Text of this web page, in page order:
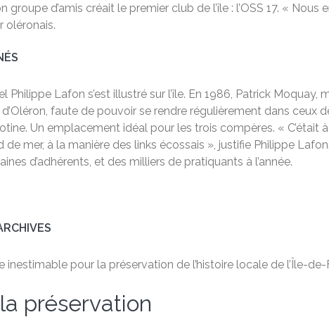
groupe d’amis créait le premier club de l’île : l’OSS 17. «
oléronais.
Philippe Lafon s’est illustré sur l’île. En 1986, Patrick Moquay,
faute de pouvoir se rendre régulièrement dans ceux
Un emplacement idéal pour les trois compères. «
mer, à la manière des links écossais », justifie Philippe
d’adhérents, et des milliers de pratiquants à l’année.
inestimable pour la préservation de l’histoire locale de l’Île-
préservation